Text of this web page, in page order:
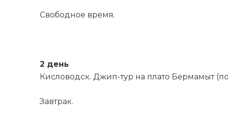
Свободное время.
2 день
Кисловодск. Джип-тур на плато Бермамыт
Завтрак.